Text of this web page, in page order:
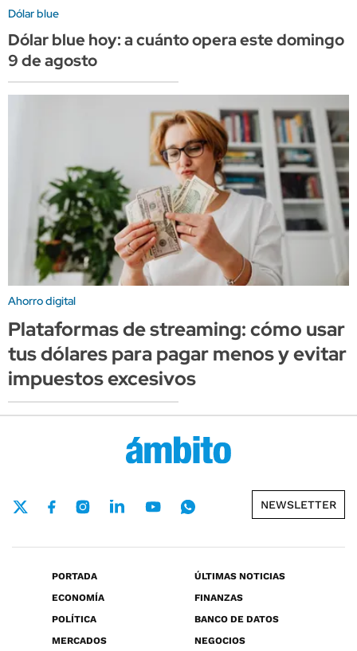
Dólar blue
Dólar blue hoy: a cuánto opera este domingo
9 de agosto
Ahorro digital
Plataformas de streaming: cómo usar
tus dólares para pagar menos y evitar
impuestos excesivos
NEWSLETTER
PORTADA
ÚLTIMAS NOTICIAS
ECONOMÍA
FINANZAS
POLÍTICA
BANCO DE DATOS
MERCADOS
NEGOCIOS